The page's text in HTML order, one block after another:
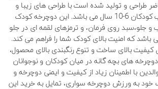
طراحی و تولید شده است با طراحی های زیبا و
رنگبندی متنوع، مناسب کودکان 6-10 سال می باشد. این دوچرخه کودک
و جلو،سبد روی فرمان، و ترمزهای لقمه ای در جلو
باشد که امنیت بالای کودک شما را فراهم می کند.
کیفیت بالای ساخت و تنوع رنگبندی بالای محصول،
های بچه گانه در میان کودکان و نوجوانان
با اطمینان زیاد از کیفیت و ایمنی دوچرخه و
خود به ورزش دوچرخه سواری، تمایل به خرید این